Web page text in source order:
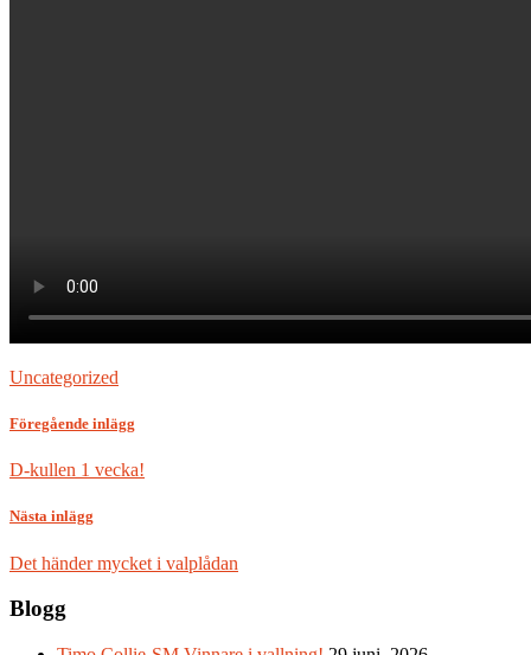
Uncategorized
Föregående inlägg
D-kullen 1 vecka!
Nästa inlägg
Det händer mycket i valplådan
Blogg